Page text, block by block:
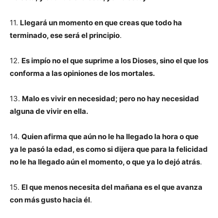
11. Llegará un momento en que creas que todo ha
terminado, ese será el principio.
12. Es impío no el que suprime a los Dioses, sino el que los
conforma a las opiniones de los mortales.
13. Malo es vivir en necesidad; pero no hay necesidad
alguna de vivir en ella.
14. Quien afirma que aún no le ha llegado la hora o que
ya le pasó la edad, es como si dijera que para la felicidad
no le ha llegado aún el momento, o que ya lo dejó atrás.
15. El que menos necesita del mañana es el que avanza
con más gusto hacia él.